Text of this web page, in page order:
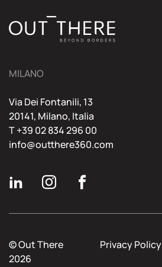
MILANO
Via Dei Fontanili, 13
20141, Milano, Italia
T +39 02 834 296 00
info@outthere360.com
© Out There
2026
Privacy Policy